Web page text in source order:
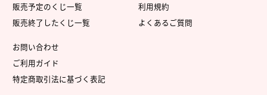
販売予定のくじ一覧
販売終了したくじ一覧
利用規約
よくあるご質問
お問い合わせ
ご利用ガイド
特定商取引法に基づく表記